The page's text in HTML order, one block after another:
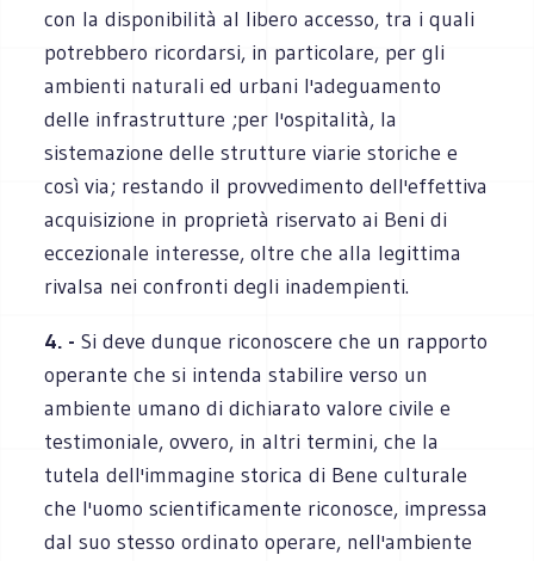
con la disponibilità al libero accesso, tra i quali
potrebbero ricordarsi, in particolare, per gli
ambienti naturali ed urbani l'adeguamento
delle infrastrutture ;per l'ospitalità, la
sistemazione delle strutture viarie storiche e
così via; restando il provvedimento dell'effettiva
acquisizione in proprietà riservato ai Beni di
eccezionale interesse, oltre che alla legittima
rivalsa nei confronti degli inadempienti.
4. - Si deve dunque riconoscere che un rapporto
operante che si intenda stabilire verso un
ambiente umano di dichiarato valore civile e
testimoniale, ovvero, in altri termini, che la
tutela dell'immagine storica di Bene culturale
che l'uomo scientificamente riconosce, impressa
dal suo stesso ordinato operare, nell'ambiente